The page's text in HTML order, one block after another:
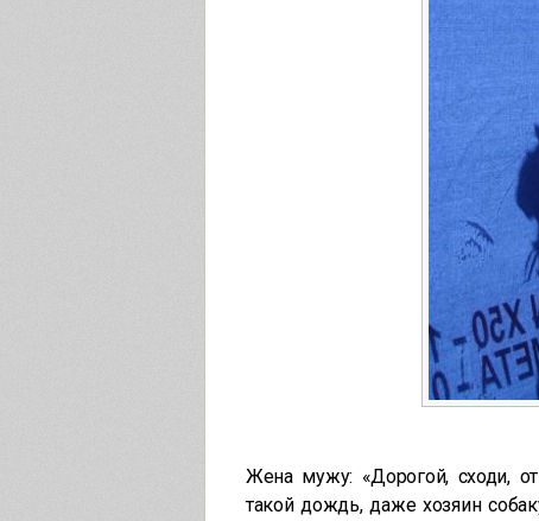
Жена мужу: «Дорогой, сходи,
такой дождь, даже хозяин